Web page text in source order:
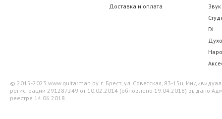
Доставка и оплата
Звук
DJ
© 2015-2023 www.guitarman.by. г. Брест, ул. Советская, 83-15ц.
регистрации 291287249 от 10.02.2014 (обновлено 19.04.2018) выдано
реестре 14.06.2018.